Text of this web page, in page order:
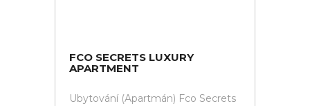
FCO SECRETS LUXURY
APARTMENT
Ubytování (Apartmán) Fco Secrets